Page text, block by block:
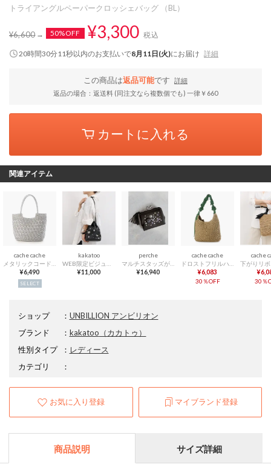
トライアングルペーパークロッシェバッグ （BL）
¥6,600 50%OFF ¥3,300 税込
20時間30分10秒以内のお支払いで8月11日(火)にお届け 詳細
この商品は返品可能です
詳細
返品の場合：返送料 (同注文なら複数個でも) 一律￥660
カートに入れる
関連アイテム
cache cache
¥6,490
SELECT
kakatoo
¥11,000
perche
¥16,940
cache cache
¥6,083
30％OFF
cache
30％
ショップ ： UNBILLION アンビリオン
ブランド
： kakatoo （カカトゥ）
性別タイプ
： レディース
カテゴリ
：
お気に入り登録 マイブランド登録
商品説明 サイズ詳細